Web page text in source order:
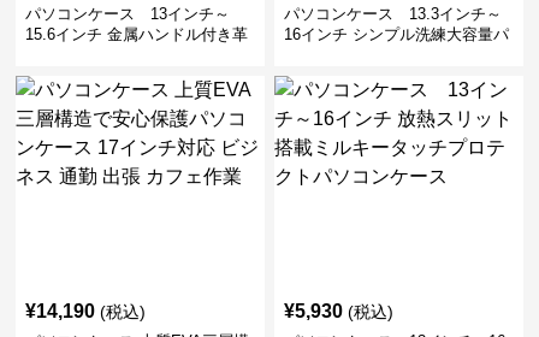
パソコンケース 13インチ～
15.6インチ 金属ハンドル付き革
ビジネス 通勤 商談
パソコンケース 13.3インチ～
16インチ シンプル洗練大容量パ
張
¥14,190 (税込) ¥5,930 (税込)